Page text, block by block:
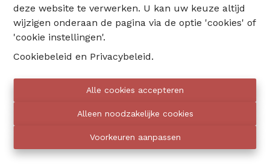
deze website te verwerken. U kan uw keuze altijd
wijzigen onderaan de pagina via de optie 'cookies' of
'cookie instellingen'.
Cookiebeleid en Privacybeleid.
Alle cookies accepteren
Alleen noodzakelijke cookies
Voorkeuren aanpassen
02 735 18 38
Eventimmo chasseurs